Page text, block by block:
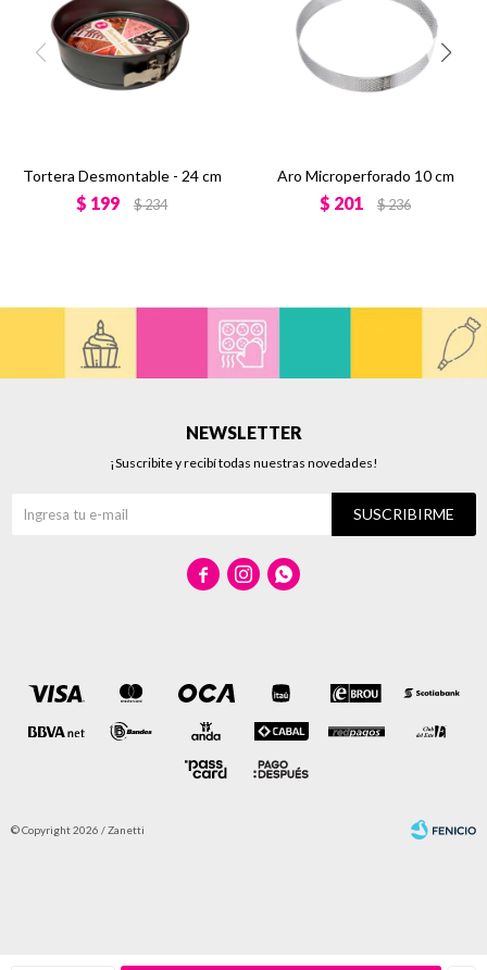
Tortera Desmontable - 24 cm
$ 199 $234
Aro Microperforado 10 cm
$ 201 $236
NEWSLETTER
¡Suscribite y recibí todas nuestras novedades!
SUSCRIBIRME
  
© Copyright 2026 / Zanetti